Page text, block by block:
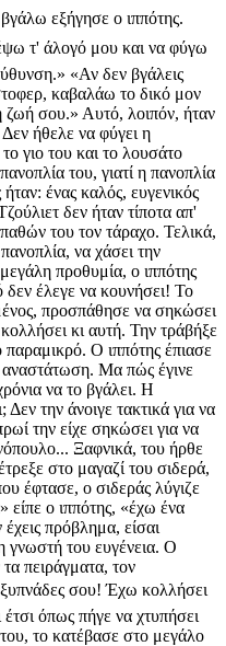
εξήγησε ο ιππότης.
τ' άλογό μου και να φύγω
«Αν δεν βγάλεις
καβαλάω το δικό μον
ζωή σου.» Αυτό, λοιπόν, ήταν
Δεν ήθελε να φύγει η
γιο του και το λουσάτο
του, γιατί η πανοπλία
ένας καλός, ευγενικός
δεν ήταν τίποτα απ'
του τον τάραχο. Τελικά,
να χάσει την
προθυμία, ο ιππότης
δεν έλεγε να κουνήσει! Το
προσπάθησε να σηκώσει
κι αυτή. Την τράβήξε
Ο ιππότης έπιασε
Μα πώς έγινε
να το βγάλει. Η
την άνοιγε τακτικά για να
την είχε σηκώσει για να
Ξαφνικά, του ήρθε
στο μαγαζί του σιδερά,
έφτασε, ο σιδεράς λύγιζε
είπε ο ιππότης, «έχω ένα
πρόβλημα, είσαι
γνωστή του ευγένεια. Ο
πειράγματα, τον
σου! Έχω κολλήσει
όπως πήγε να χτυπήσει
το κατέβασε στο μεγάλο